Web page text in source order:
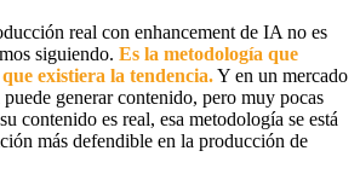
real con enhancement de IA no es
siguiendo. Es la metodología que
existiera la tendencia.Y en un mercado
generar contenido, pero muy pocas
contenido es real, esa metodología se está
más defendible en la producción de